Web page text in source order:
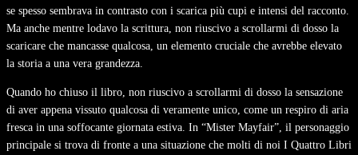
se spesso sembrava in contrasto con i scarica più cupi e intensi del racconto.
Ma anche mentre lodavo la scrittura, non riuscivo a scrollarmi di dosso la
scaricare che mancasse qualcosa, un elemento cruciale che avrebbe elevato
la storia a una vera grandezza.
Quando ho chiuso il libro, non riuscivo a scrollarmi di dosso la sensazione
di aver appena vissuto qualcosa di veramente unico, come un respiro di aria
fresca in una soffocante giornata estiva. In “Mister Mayfair”, il personaggio
principale si trova di fronte a una situazione che molti di noi I Quattro Libri